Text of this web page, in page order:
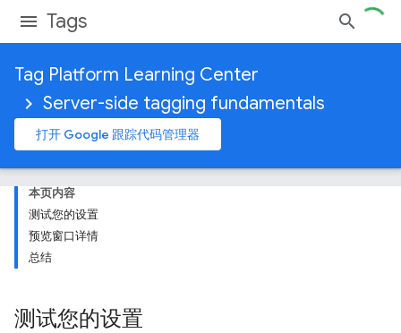
Tags
Tag Platform Learning Center
Server-side tagging fundamentals
打开 Google 跟踪代码管理器
本页内容
测试您的设置
预览窗口详情
总结
测试您的设置